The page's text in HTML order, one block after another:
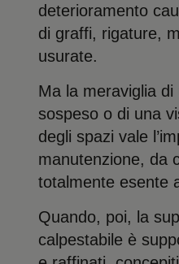
deterioramento
di graffi, rigature,
usurate.
Ma la meraviglia di
sospeso o di una
degli spazi vale
manutenzione, da
totalmente esente
Quando, poi, la
calpestabile è